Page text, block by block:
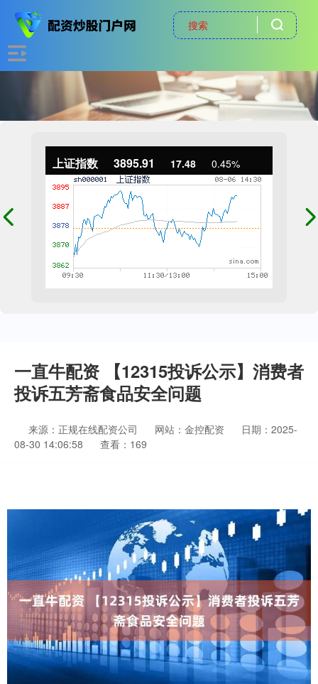
上证指数 3895.91 17.48 0.45%
一直牛配资 【12315投诉公示】消费者
投诉五芳斋食品安全问题
来源：正规在线配资公司 网站：金控配资
日期：2025-
08-30 14:06:58
查看：169